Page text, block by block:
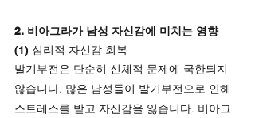
2. 비아그라가 남성 자신감에 미치는 영향
(1) 심리적 자신감 회복
발기부전은 단순히 신체적 문제에 국한되지
않습니다. 많은 남성들이 발기부전으로 인해
스트레스를 받고 자신감을 잃습니다. 비아그